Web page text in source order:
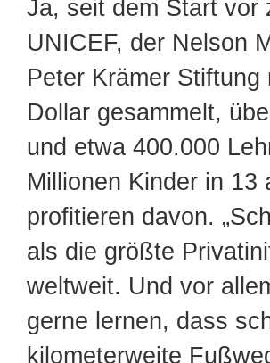
Ja, seit dem Start vor
UNICEF, der Nelson
Peter Krämer
Dollar gesammelt,
und etwa 400.000
Millionen Kinder in 13
profitieren davon.
als die größte
weltweit. Und vor
gerne lernen, dass
kilometerweite